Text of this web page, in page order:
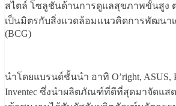
สไตล์ โซลูชันด้านการดูแลสุขภาพขั้นสู
เป็นมิตรกับสิ่งแวดล้อมแนวคิดการพัฒนา
(BCG)
นำโดยแบรนด์ชั้นนำ อาทิ O’right, ASUS,
Inventec ซึ่งนำผลิตภัณฑ์ที่ดีที่สุดมาจัดแสด